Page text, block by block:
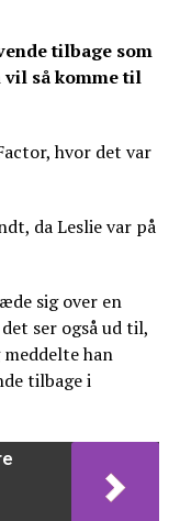
tilbage som
vil så komme til
hvor det var
da Leslie var på
sig over en
ser også ud til,
han
tilbage i